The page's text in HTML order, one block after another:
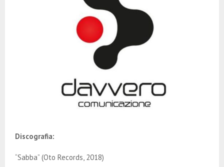
Discografia:
“Sabba” (Oto Records, 2018)